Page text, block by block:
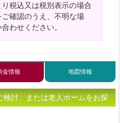
税込又は税別表示の場合
確認のうえ、不明な場
わせください。
金情報 地図情報
検討、または老人ホームをお探